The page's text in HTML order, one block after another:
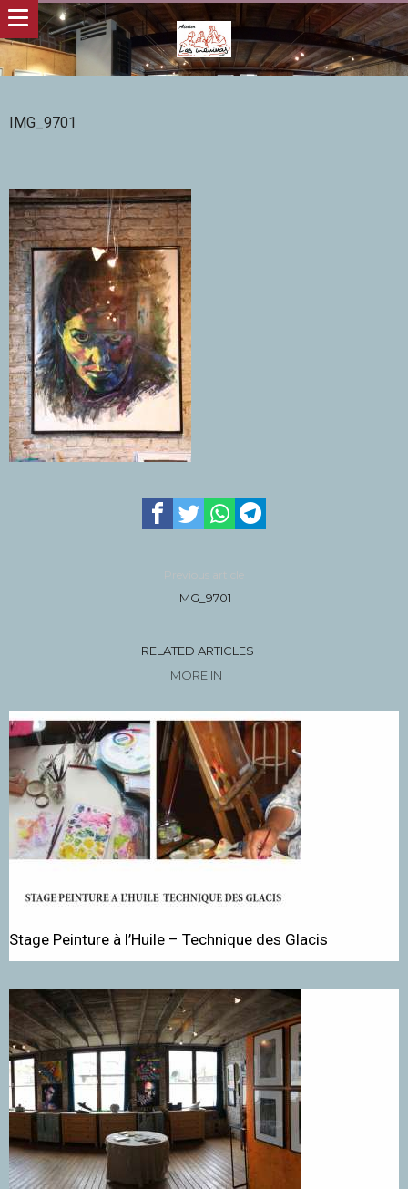
IMG_9701
Previous article
IMG_9701
RELATED ARTICLES
MORE IN
Stage Peinture à l’Huile – Technique des Glacis